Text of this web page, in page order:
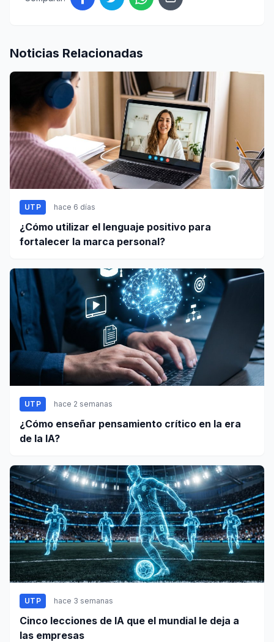
Noticias Relacionadas
UTP hace 6 días
¿Cómo utilizar el lenguaje positivo para
fortalecer la marca personal?
UTP hace 2 semanas
¿Cómo enseñar pensamiento crítico en la era
de la IA?
UTP hace 3 semanas
Cinco lecciones de IA que el mundial le deja a
las empresas